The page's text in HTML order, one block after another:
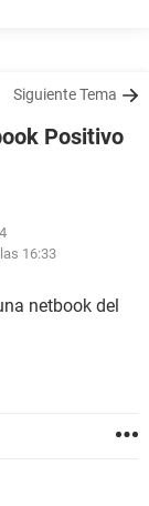
Siguiente Tema
Positivo
16:33
netbook del